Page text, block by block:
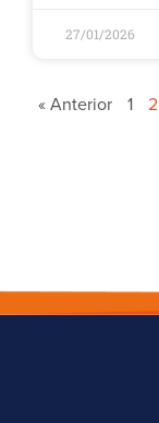
27/01/2026
« Anterior 1 2